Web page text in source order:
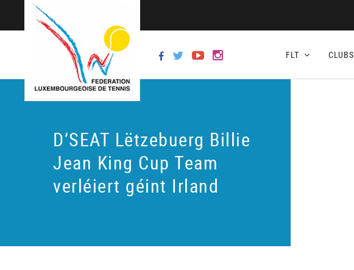
FLT CLUBS
D’SEAT Lëtzebuerg Billie
Jean King Cup Team
verléiert géint Irland